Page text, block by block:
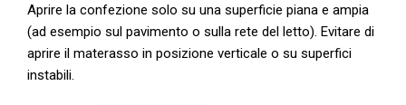
Aprire la confezione solo su una superficie piana e ampia
(ad esempio sul pavimento o sulla rete del letto). Evitare di
aprire il materasso in posizione verticale o su superfici
instabili.